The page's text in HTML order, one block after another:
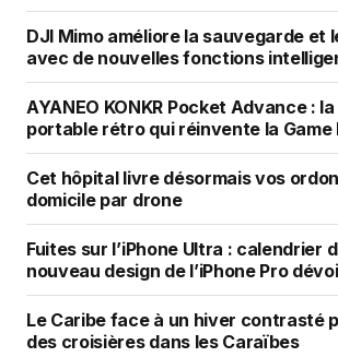
DJI Mimo améliore la sauvegarde et
avec de nouvelles fonctions
AYANEO KONKR Pocket Advance :
portable rétro qui réinvente la
Cet hôpital livre désormais vos
domicile par drone
Fuites sur l’iPhone Ultra : calendrier
nouveau design de l’iPhone Pro
Le Caribe face à un hiver contrasté
des croisières dans les Caraïbes